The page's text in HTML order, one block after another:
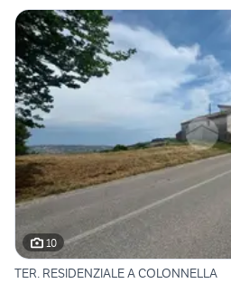
10
TER. RESIDENZIALE A COLONNELLA